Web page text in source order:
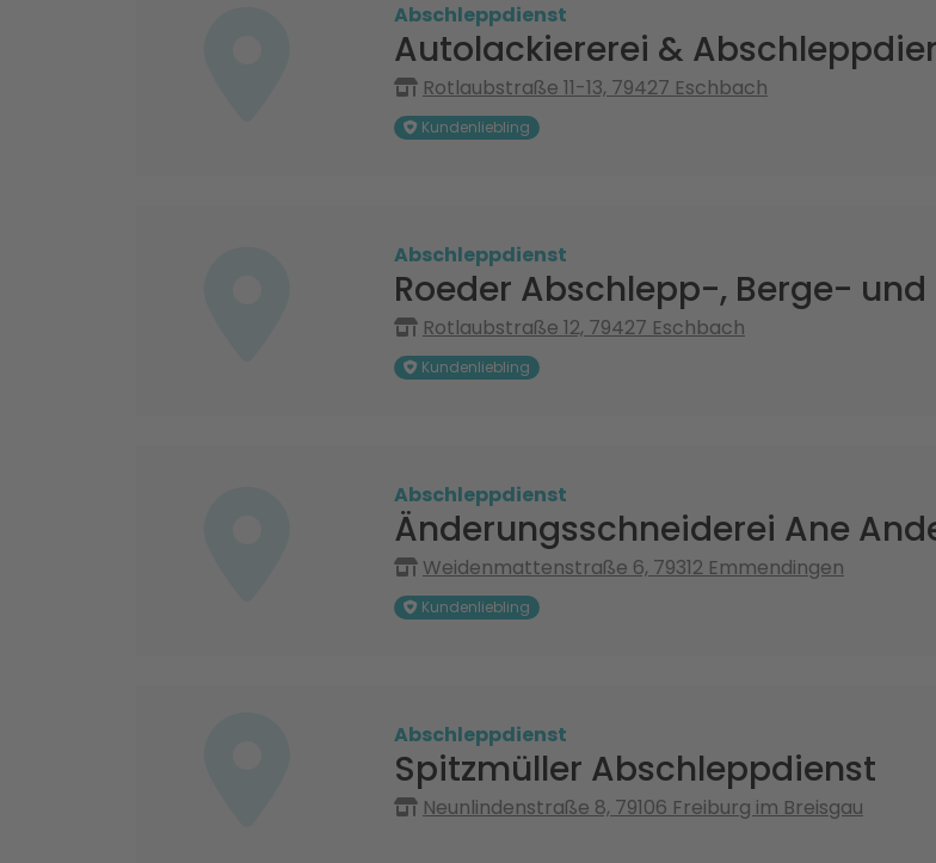
Abschleppdienst
Autolackiererei &
Rotlaubstraße 11-13, 79427 Eschbach
Kundenliebling
Abschleppdienst
Roeder Abschlepp-, Berge-
Rotlaubstraße 12, 79427 Eschbach
Kundenliebling
Abschleppdienst
Änderungsschneiderei Ane
Weidenmattenstraße 6, 79312 Emmendingen
Kundenliebling
Abschleppdienst
Spitzmüller Abschleppdienst
Neunlindenstraße 8, 79106 Freiburg im Breisgau